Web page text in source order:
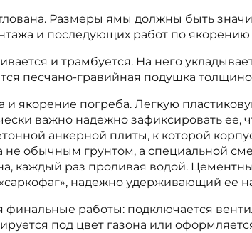
Размеры ямы должны быть
и последующих работ по
и трамбуется. На него
песчано-гравийная подушка
и якорение погреба. Легкую
важно надежно зафиксировать ее,
анкерной плиты, к которой
обычным грунтом, а специальной
каждый раз проливая водой.
надежно удерживающий ее
работы: подключается
под цвет газона или